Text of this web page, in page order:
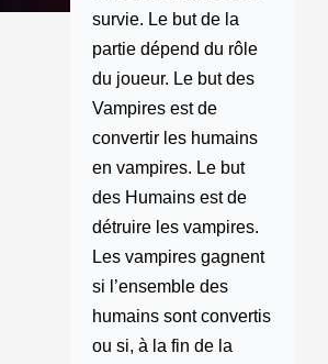
survie. Le but de la
partie dépend du rôle
du joueur. Le but des
Vampires est de
convertir les humains
en vampires. Le but
des Humains est de
détruire les vampires.
Les vampires gagnent
si l’ensemble des
humains sont convertis
ou si, à la fin de la